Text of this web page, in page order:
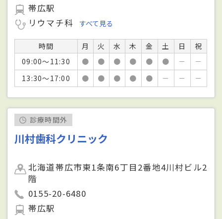
帯広駅
リウマチ科
すべて見る
時間 月 火 水 木 金 土 日
祝
09:00～11:30
● ● ● ● ● ● －
－
13:30～17:00
● ● ● ● ● － － －
診療時間外
川村歯科クリニック
北海道帯広市東1条南6丁目2番地4川村ビル2
階
0155-20-6480
帯広駅